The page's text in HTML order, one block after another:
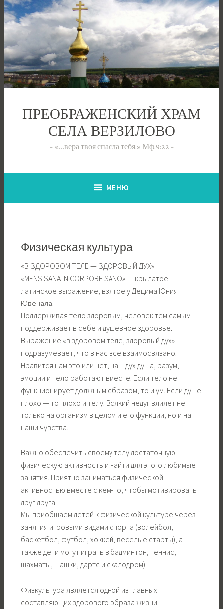
Перейти
к
содержимому
ПРЕОБРАЖЕНСКИЙ ХРАМ
СЕЛА ВЕРЗИЛОВО
«…вера твоя спасла тебя.» Мф.9:22
МЕНЮ
Физическая культура
«В ЗДОРОВОМ ТЕЛЕ — ЗДОРОВЫЙ ДУХ»
«MENS SANA IN CORPORE SANO» — крылатое
латинское выражение, взятое у Децима Юния
Ювенала.
Поддерживая тело здоровым, человек тем самым
поддерживает в себе и душевное здоровье.
Выражение «в здоровом теле, здоровый дух»
подразумевает, что в нас все взаимосвязано.
Нравится нам это или нет, наш дух душа, разум,
эмоции и тело работают вместе. Если тело не
функционирует должным образом, то и ум. Если душе
плохо — то плохо и телу. Всякий недуг влияет не
только на организм в целом и его функции, но и на
наши чувства.
Важно обеспечить своему телу достаточную
физическую активность и найти для этого любимые
занятия. Приятно заниматься физической
активностью вместе с кем-то, чтобы мотивировать
друг друга.
Мы приобщаем детей к физической культуре через
занятия игровыми видами спорта (волейбол,
баскетбол, футбол, хоккей, веселые старты), а
также дети могут играть в бадминтон, теннис,
шахматы, шашки, дартс и скалодром).
Физкультура является одной из главных
составляющих здорового образа жизни.